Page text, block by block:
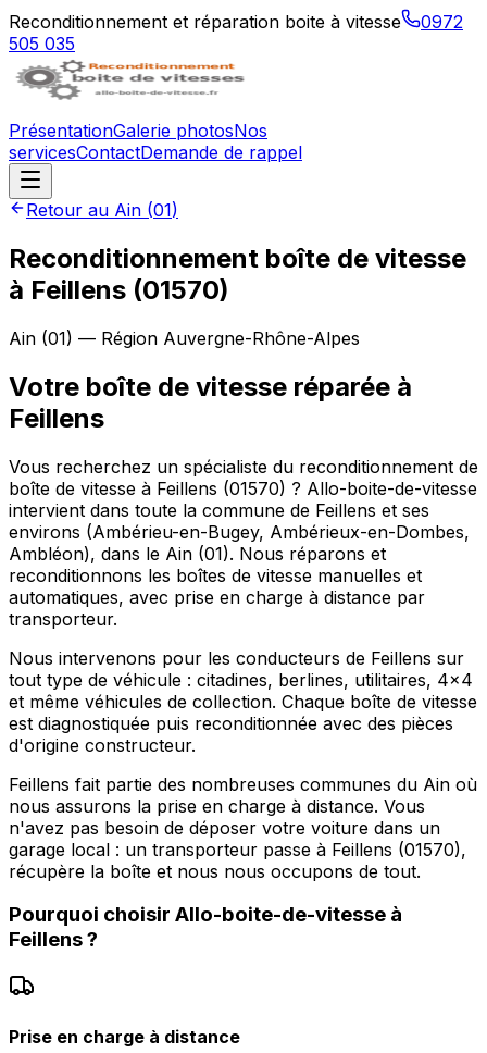
Reconditionnement et réparation boite à vitesse
0972
505 035
PrésentationGalerie photosNos
servicesContactDemande de rappel
Retour au Ain (01)
Reconditionnement boîte de vitesse
à Feillens (01570)
Ain (01) — Région Auvergne-Rhône-Alpes
Votre boîte de vitesse réparée à
Feillens
Vous recherchez un spécialiste du reconditionnement de
boîte de vitesse à Feillens (01570) ? Allo-boite-de-vitesse
intervient dans toute la commune de Feillens et ses
environs (Ambérieu-en-Bugey, Ambérieux-en-Dombes,
Ambléon), dans le Ain (01). Nous réparons et
reconditionnons les boîtes de vitesse manuelles et
automatiques, avec prise en charge à distance par
transporteur.
Nous intervenons pour les conducteurs de Feillens sur
tout type de véhicule : citadines, berlines, utilitaires, 4x4
et même véhicules de collection. Chaque boîte de vitesse
est diagnostiquée puis reconditionnée avec des pièces
d'origine constructeur.
Feillens fait partie des nombreuses communes du Ain où
nous assurons la prise en charge à distance. Vous
n'avez pas besoin de déposer votre voiture dans un
garage local : un transporteur passe à Feillens (01570),
récupère la boîte et nous nous occupons de tout.
Pourquoi choisir Allo-boite-de-vitesse à
Feillens?
Prise en charge à distance